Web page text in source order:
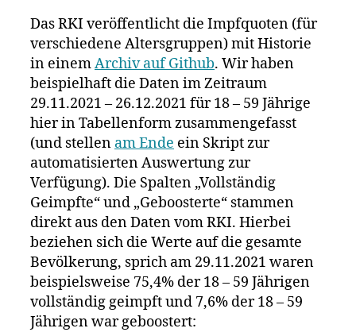
Das RKI veröffentlicht die Impfquoten (für
verschiedene Altersgruppen) mit Historie
in einemArchiv auf Github. Wir haben
beispielhaft die Daten im Zeitraum
29.11.2021 – 26.12.2021 für 18 – 59 Jährige
hier in Tabellenform zusammengefasst
(und stellen am Ende ein Skript zur
automatisierten Auswertung zur
Verfügung). Die Spalten „Vollständig
Geimpfte“ und „Geboosterte“ stammen
direkt aus den Daten vom RKI. Hierbei
beziehen sich die Werte auf die gesamte
Bevölkerung, sprich am 29.11.2021 waren
beispielsweise 75,4% der 18 – 59 Jährigen
vollständig geimpft und 7,6% der 18 – 59
Jährigen war geboostert: